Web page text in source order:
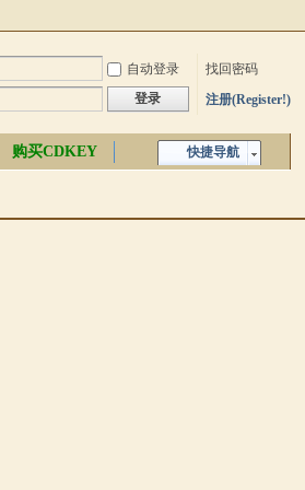
自动登录
找回密码
登录 注册(Register!)
快捷导航
购买CDKEY